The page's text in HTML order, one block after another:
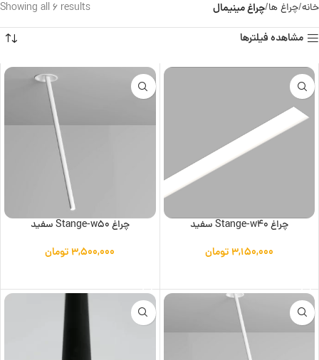
خانه چراغ ها چراغ مینیمال Showing all 6 results
مشاهده فیلترها
چراغ Stange-w40 سفید
۳,۱۵۰,۰۰۰تومان
چراغ Stange-w50 سفید
۳,۵۰۰,۰۰۰تومان